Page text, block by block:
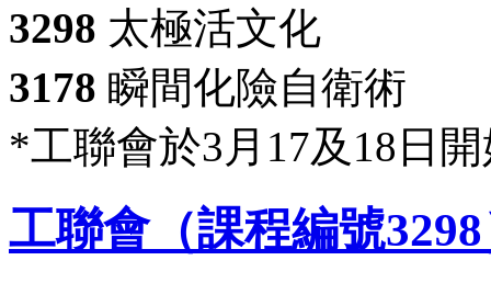
3298 太極活文化
3178 瞬間化險自衛術
*工聯會於3月17及18日
工聯會（課程編號